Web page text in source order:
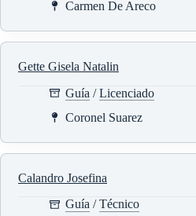
Carmen De Areco
Gette Gisela Natalin
Guía /Licenciado
Coronel Suarez
Calandro Josefina
Guía /Técnico